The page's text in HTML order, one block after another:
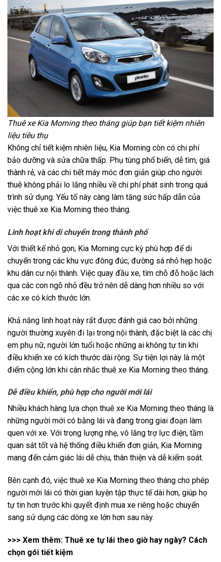
Thuê xe Kia Morning theo tháng giúp bạn tiết kiệm nhiên
liệu tiêu thụ
Không chỉ tiết kiệm nhiên liệu, Kia Morning còn có chi phí
bảo dưỡng và sửa chữa thấp. Phụ tùng phổ biến, dễ tìm, giá
thành rẻ, và các chi tiết máy móc đơn giản giúp cho người
thuê không phải lo lắng nhiều về chi phí phát sinh trong quá
trình sử dụng. Yếu tố này càng làm tăng sức hấp dẫn của
việc thuê xe Kia Morning theo tháng.
Linh hoạt khi di chuyển trong thành phố
Với thiết kế nhỏ gọn, Kia Morning cực kỳ phù hợp để di
chuyển trong các khu vực đông đúc, đường sá nhỏ hẹp hoặc
khu dân cư nội thành. Việc quay đầu xe, tìm chỗ đỗ hoặc lách
qua các con ngõ nhỏ đều trở nên dễ dàng hơn nhiều so với
các xe có kích thước lớn.
Khả năng linh hoạt này rất được đánh giá cao bởi những
người thường xuyên đi lại trong nội thành, đặc biệt là các chị
em phụ nữ, người lớn tuổi hoặc những ai không tự tin khi
điều khiển xe có kích thước dài rộng. Sự tiện lợi này là một
điểm cộng lớn khi cân nhắc thuê xe Kia Morning theo tháng.
Dễ điều khiển, phù hợp cho người mới lái
Nhiều khách hàng lựa chọn thuê xe Kia Morning theo tháng là
những người mới có bằng lái và đang trong giai đoạn làm
quen với xe. Với trọng lượng nhẹ, vô lăng trợ lực điện, tầm
quan sát tốt và hệ thống điều khiển đơn giản, Kia Morning
mang đến cảm giác lái dễ chịu, thân thiện và dễ kiểm soát.
Bên cạnh đó, việc thuê xe Kia Morning theo tháng cho phép
người mới lái có thời gian luyện tập thực tế dài hơn, giúp họ
tự tin hơn trước khi quyết định mua xe riêng hoặc chuyển
sang sử dụng các dòng xe lớn hơn sau này.
>>> Xem thêm: Thuê xe tự lái theo giờ hay ngày? Cách
chọn gói tiết kiệm